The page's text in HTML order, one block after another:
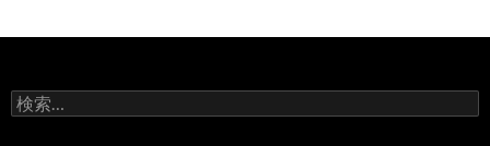
検
索: